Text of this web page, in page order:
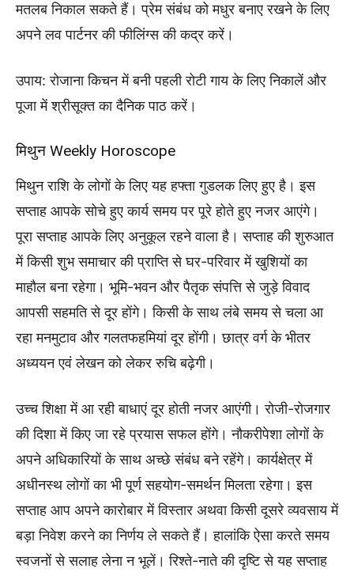
मतलब निकाल सकते हैं। प्रेम संबंध को मधुर बनाए रखने के लिए
अपने लव पार्टनर की फीलिंग्स की कद्र करें।
उपाय: रोजाना किचन में बनी पहली रोटी गाय के लिए निकालें और
पूजा में श्रीसूक्त का दैनिक पाठ करें।
मिथुन Weekly Horoscope
मिथुन राशि के लोगों के लिए यह हफ्ता गुडलक लिए हुए है। इस
सप्ताह आपके सोचे हुए कार्य समय पर पूरे होते हुए नजर आएंगे।
पूरा सप्ताह आपके लिए अनुकूल रहने वाला है। सप्ताह की शुरुआत
में किसी शुभ समाचार की प्राप्ति से घर-परिवार में खुशियों का
माहौल बना रहेगा। भूमि-भवन और पैतृक संपत्ति से जुड़े विवाद
आपसी सहमति से दूर होंगे। किसी के साथ लंबे समय से चला आ
रहा मनमुटाव और गलतफहमियां दूर होंगी। छात्र वर्ग के भीतर
अध्ययन एवं लेखन को लेकर रुचि बढ़ेगी।
उच्च शिक्षा में आ रही बाधाएं दूर होती नजर आएंगी। रोजी-रोजगार
की दिशा में किए जा रहे प्रयास सफल होंगे। नौकरीपेशा लोगों के
अपने अधिकारियों के साथ अच्छे संबंध बने रहेंगे। कार्यक्षेत्र में
अधीनस्थ लोगों का भी पूर्ण सहयोग-समर्थन मिलता रहेगा। इस
सप्ताह आप अपने कारोबार में विस्तार अथवा किसी दूसरे व्यवसाय में
बड़ा निवेश करने का निर्णय ले सकते हैं। हालांकि ऐसा करते समय
स्वजनों से सलाह लेना न भूलें। रिश्ते-नाते की दृष्टि से यह सप्ताह